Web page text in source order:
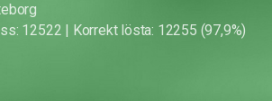
12522 | Korrekt lösta: 12255 (97,9%)